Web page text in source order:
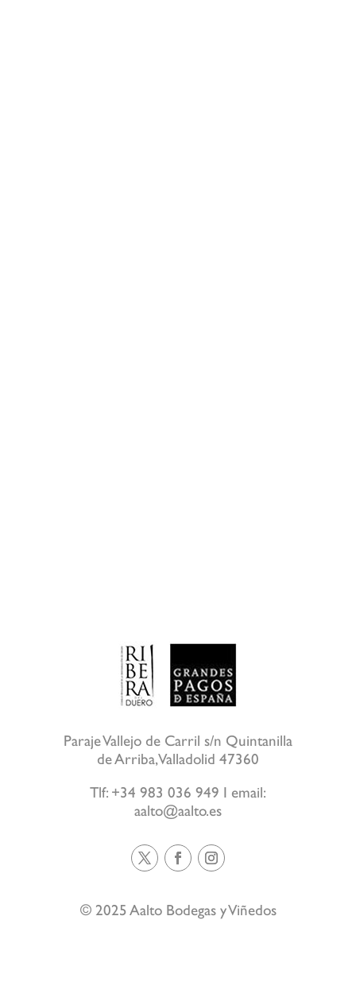
Paraje Vallejo de Carril s/n Quintanilla
de Arriba, Valladolid 47360
Tlf: +34 983 036 949 I email:
aalto@aalto.es
© 2025 Aalto Bodegas y Viñedos